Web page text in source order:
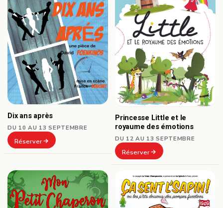
Dix ans après
DU 10 AU 13 SEPTEMBRE
Réserver
Princesse Little et le
royaume des émotions
DU 12 AU 13 SEPTEMBRE
Réserver